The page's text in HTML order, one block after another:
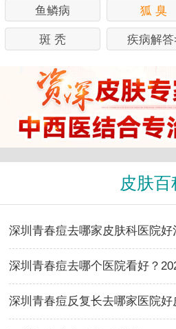
鱼鳞病 狐 臭
斑 秃 疾病解答
皮肤百
深圳青春痘去哪家皮肤科医院
深圳青春痘去哪个医院看好？
深圳青春痘反复长去哪家医院好